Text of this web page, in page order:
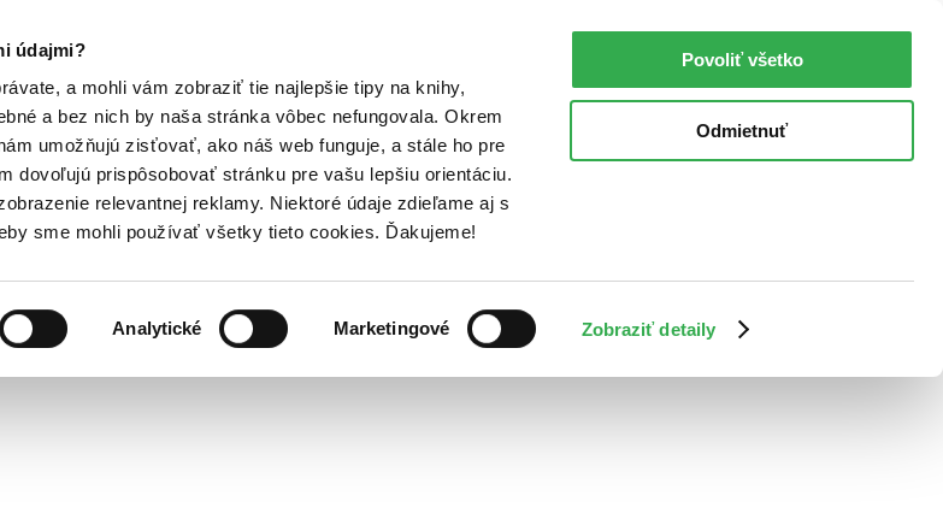
údajmi?
a mohli vám zobraziť tie najlepšie tipy na knihy,
a bez nich by naša stránka vôbec nefungovala. Okrem
umožňujú zisťovať, ako náš web funguje, a stále ho pre
dovoľujú prispôsobovať stránku pre vašu lepšiu orientáciu.
relevantnej reklamy. Niektoré údaje zdieľame aj s
sme mohli používať všetky tieto cookies. Ďakujeme!
Analytické Marketingové Zobraziť detaily
Povoliť všetko
Odmietnuť